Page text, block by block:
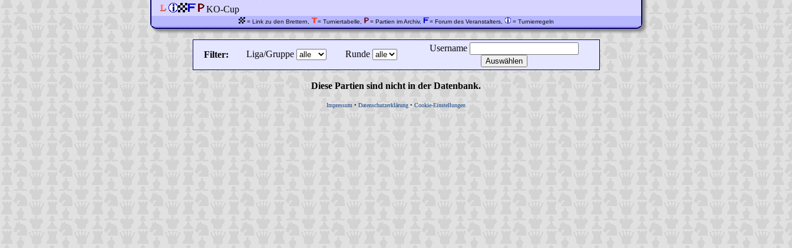
KO-Cup
= Link zu den Brettern, = Turniertabelle, = Partien im Archiv, = Forum des Veranstalters, = Turnierregeln
Filter: Liga/Gruppe Runde
Username
Diese Partien sind nicht in der Datenbank.
Impressum • Datenschutzerklärung • Cookie-Einstellungen